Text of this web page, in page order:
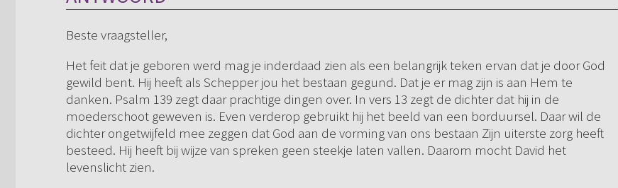
Beste vraagsteller,
Het feit dat je geboren werd mag je inderdaad zien als een belangrijk teken ervan dat je door God
gewild bent. Hij heeft als Schepper jou het bestaan gegund. Dat je er mag zijn is aan Hem te
danken. Psalm 139 zegt daar prachtige dingen over. In vers 13 zegt de dichter dat hij in de
moederschoot geweven is. Even verderop gebruikt hij het beeld van een borduursel. Daar wil de
dichter ongetwijfeld mee zeggen dat God aan de vorming van ons bestaan Zijn uiterste zorg heeft
besteed. Hij heeft bij wijze van spreken geen steekje laten vallen. Daarom mocht David het
levenslicht zien.